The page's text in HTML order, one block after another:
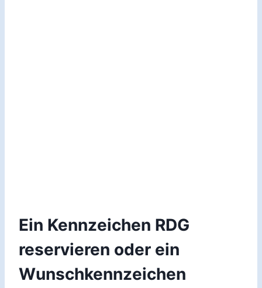
Ein Kennzeichen RDG
reservieren oder ein
Wunschkennzeichen